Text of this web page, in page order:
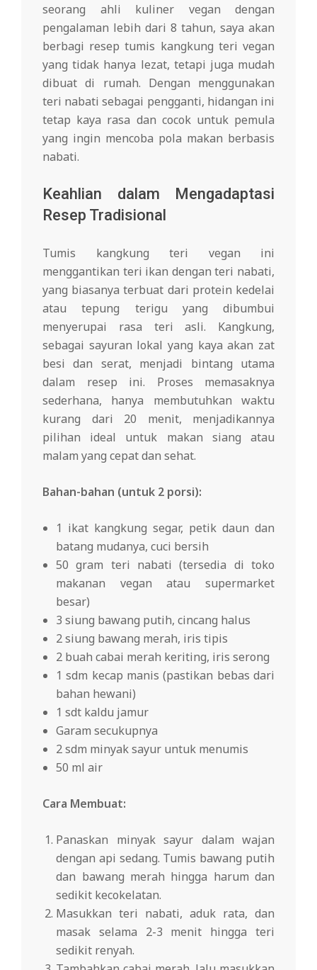
seorang ahli kuliner vegan dengan
pengalaman lebih dari 8 tahun, saya akan
berbagi resep tumis kangkung teri vegan
yang tidak hanya lezat, tetapi juga mudah
dibuat di rumah. Dengan menggunakan
teri nabati sebagai pengganti, hidangan ini
tetap kaya rasa dan cocok untuk pemula
yang ingin mencoba pola makan berbasis
nabati.
Keahlian dalam Mengadaptasi
Resep Tradisional
Tumis kangkung teri vegan ini
menggantikan teri ikan dengan teri nabati,
yang biasanya terbuat dari protein kedelai
atau tepung terigu yang dibumbui
menyerupai rasa teri asli. Kangkung,
sebagai sayuran lokal yang kaya akan zat
besi dan serat, menjadi bintang utama
dalam resep ini. Proses memasaknya
sederhana, hanya membutuhkan waktu
kurang dari 20 menit, menjadikannya
pilihan ideal untuk makan siang atau
malam yang cepat dan sehat.
Bahan-bahan (untuk 2 porsi):
1 ikat kangkung segar, petik daun dan
batang mudanya, cuci bersih
50 gram teri nabati (tersedia di toko
makanan vegan atau supermarket
besar)
3 siung bawang putih, cincang halus
2 siung bawang merah, iris tipis
2 buah cabai merah keriting, iris serong
1 sdm kecap manis (pastikan bebas dari
bahan hewani)
1 sdt kaldu jamur
Garam secukupnya
2 sdm minyak sayur untuk menumis
50 ml air
Cara Membuat:
Panaskan minyak sayur dalam wajan
dengan api sedang. Tumis bawang putih
dan bawang merah hingga harum dan
sedikit kecokelatan.
Masukkan teri nabati, aduk rata, dan
masak selama 2-3 menit hingga teri
sedikit renyah.